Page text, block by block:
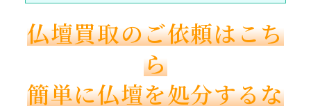
仏壇買取のご依頼はこち
ら
簡単に仏壇を処分するな